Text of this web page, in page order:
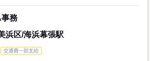
務
浜区/海浜幕張駅
交通費一部支給